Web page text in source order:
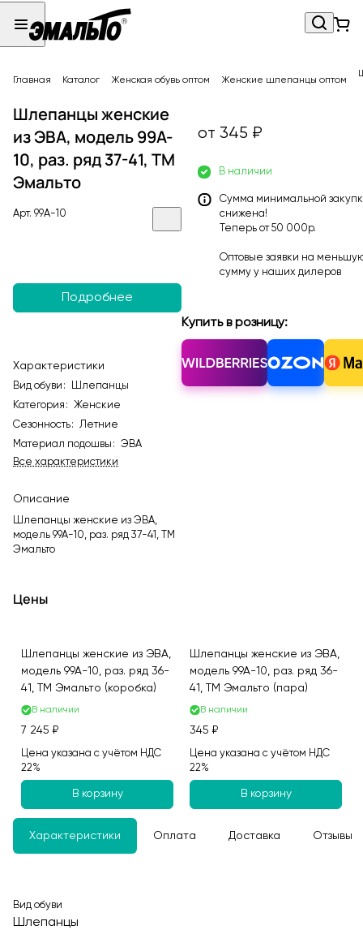
Главная Каталог Женская обувь оптом Женские шлепанцы оптом
Шлепанцы женские
из ЭВА, модель 99A-
10, раз. ряд 37-41, ТМ
Эмальто
Арт. 99A-10
Подробнее
Характеристики
Вид обуви :
Шлепанцы
Категория :
Женские
Сезонность:
Летние
Материал подошвы :
ЭВА
Все характеристики
Описание
Шлепанцы женские из ЭВА,
модель 99A-10, раз. ряд 37-41, ТМ
Эмальто
от 345 ₽
В наличии
Сумма минимальной
снижена!
Теперь от 50 000р.
Оптовые заявки на
сумму у наших дилеров
Купить в розницу:
Цены
Шлепанцы женские из ЭВА,
модель 99A-10, раз. ряд 36-
41, ТМ Эмальто (коробка)
В наличии
7 245 ₽
Цена указана с учётом НДС
22%
В корзину
Шлепанцы женские из ЭВА,
модель 99A-10, раз. ряд 36-
41, ТМ Эмальто (пара)
В наличии
345 ₽
Цена указана с учётом НДС
22%
В корзину
Характеристики Оплата Доставка Отзывы
Вид обуви
Шлепанцы